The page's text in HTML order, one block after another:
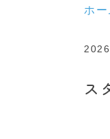
ホー
ス